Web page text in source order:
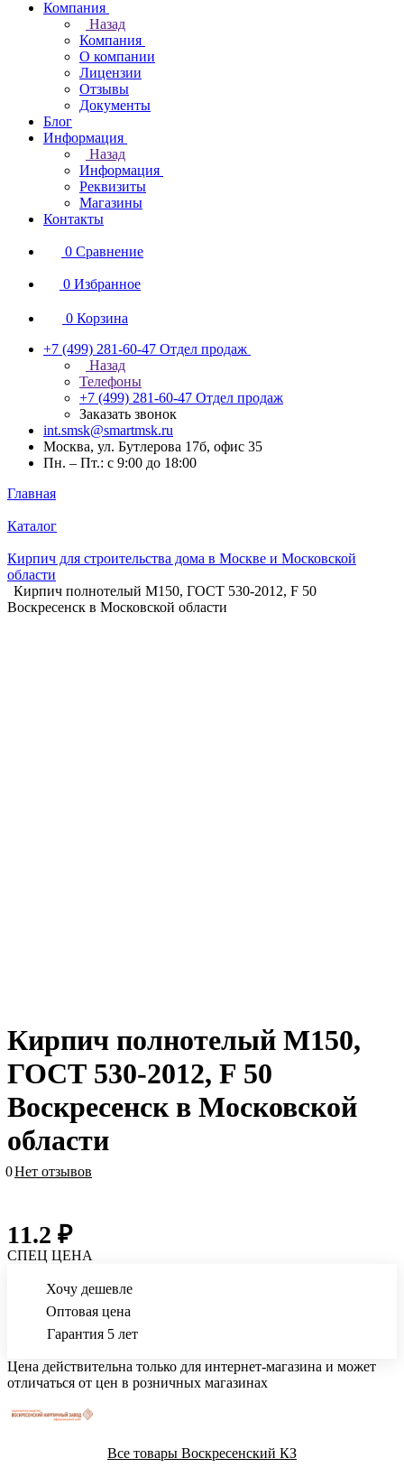
Компания
Назад
Компания
О компании
Лицензии
Отзывы
Документы
Блог
Информация
Назад
Информация
Реквизиты
Магазины
Контакты
0 Сравнение
0 Избранное
0 Корзина
+7 (499) 281-60-47 Отдел продаж
Назад
Телефоны
+7 (499) 281-60-47 Отдел продаж
Заказать звонок
int.smsk@smartmsk.ru
Москва, ул. Бутлерова 17б, офис 35
Пн. – Пт.: с 9:00 до 18:00
Главная
Каталог
Кирпич для строительства дома в Москве и Московской
области
Кирпич полнотелый M150, ГОСТ 530-2012, F 50
Воскресенск в Московской области
Кирпич полнотелый M150,
ГОСТ 530-2012, F 50
Воскресенск в Московской
области
0Нет отзывов
11.2 ₽
СПЕЦ ЦЕНА
Хочу дешевле
Оптовая цена
Гарантия 5 лет
Цена действительна только для интернет-магазина и может
отличаться от цен в розничных магазинах
Все товары Воскресенский КЗ